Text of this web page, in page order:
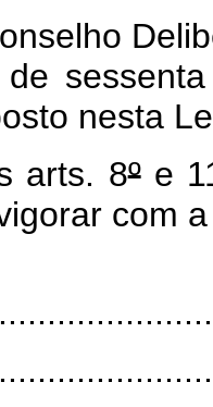
de
nesta
arts. 8ºe
com